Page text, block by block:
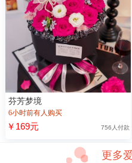
芬芳梦境
6小时前有人购买
￥169元 756人付款
更多